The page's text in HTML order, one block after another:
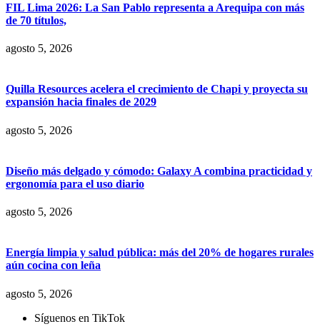
FIL Lima 2026: La San Pablo representa a Arequipa con más
de 70 títulos,
agosto 5, 2026
Quilla Resources acelera el crecimiento de Chapi y proyecta su
expansión hacia finales de 2029
agosto 5, 2026
Diseño más delgado y cómodo: Galaxy A combina practicidad y
ergonomía para el uso diario
agosto 5, 2026
Energía limpia y salud pública: más del 20% de hogares rurales
aún cocina con leña
agosto 5, 2026
Síguenos en TikTok